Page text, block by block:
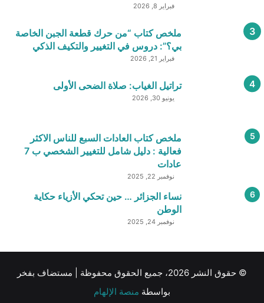
فبراير 8, 2026
ملخص كتاب “من حرك قطعة الجبن الخاصة
بي؟”: دروس في التغيير والتكيف الذكي
فبراير 21, 2026
تراتيل الغياب: صلاة الضحى الأولى
يونيو 30, 2026
ملخص كتاب العادات السبع للناس الاكثر
فعالية : دليل شامل للتغيير الشخصي ب 7
عادات
نوفمبر 22, 2025
نساء الجزائر … حين تحكي الأزياء حكاية
الوطن
نوفمبر 24, 2025
© حقوق النشر 2026، جميع الحقوق محفوظة | مستضاف بفخر
بواسطة منصة الإلهام